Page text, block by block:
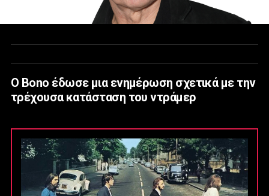
Ο Bono έδωσε μια ενημέρωση σχετικά με την
τρέχουσα κατάσταση του ντράμερ